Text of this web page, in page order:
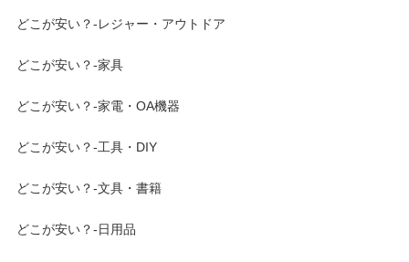
どこが安い？-レジャー・アウトドア
どこが安い？-家具
どこが安い？-家電・OA機器
どこが安い？-工具・DIY
どこが安い？-文具・書籍
どこが安い？-日用品